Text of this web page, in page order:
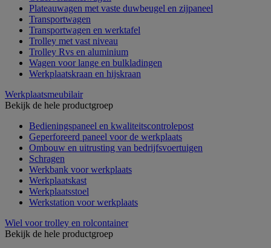
Plateauwagen met vaste duwbeugel en zijpaneel
Transportwagen
Transportwagen en werktafel
Trolley met vast niveau
Trolley Rvs en aluminium
Wagen voor lange en bulkladingen
Werkplaatskraan en hijskraan
Werkplaatsmeubilair
Bekijk de hele productgroep
Bedieningspaneel en kwaliteitscontrolepost
Geperforeerd paneel voor de werkplaats
Ombouw en uitrusting van bedrijfsvoertuigen
Schragen
Werkbank voor werkplaats
Werkplaatskast
Werkplaatsstoel
Werkstation voor werkplaats
Wiel voor trolley en rolcontainer
Bekijk de hele productgroep